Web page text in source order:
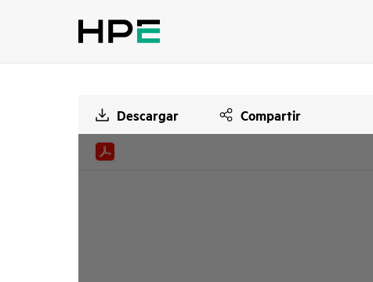
Descargar Compartir